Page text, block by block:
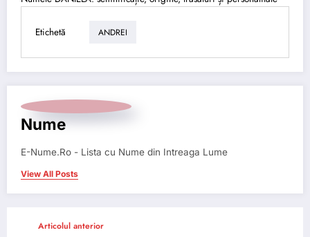
Etichetă ANDREI
Nume
E-Nume.Ro - Lista cu Nume din Intreaga Lume
View All Posts
Articolul anterior